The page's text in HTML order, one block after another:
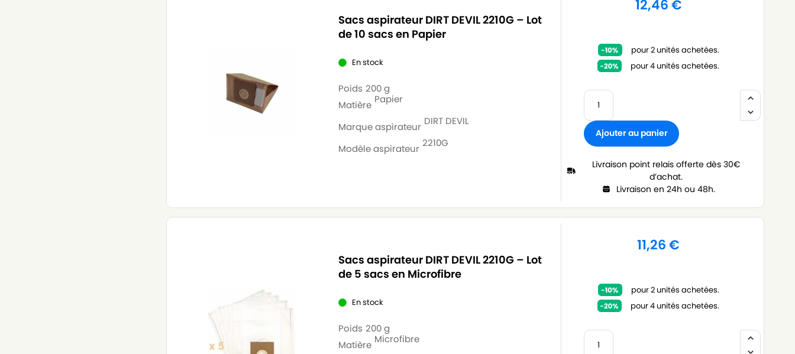
Sacs aspirateur DIRT DEVIL 2210G – Lot
de 10 sacs en Papier
En stock
Poids 200 g
Matière Papier
Marque aspirateur DIRT DEVIL
Modèle aspirateur 2210G
12,46€
pour 2 unités achetées.
pour 4 unités achetées.
Ajouter au panier
Livraison point relais offerte dès 30€
d’achat.
Livraison en 24h ou 48h.
Sacs aspirateur DIRT DEVIL 2210G – Lot
de 5 sacs en Microfibre
En stock
Poids 200 g
Matière Microfibre
11,26€
pour 2 unités achetées.
pour 4 unités achetées.